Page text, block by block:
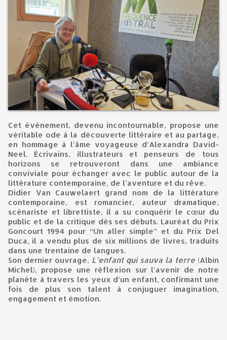
Cet événement, devenu incontournable, propose une
véritable ode à la découverte littéraire et au partage,
en hommage à l’âme voyageuse d’Alexandra David-
Neel. Écrivains, illustrateurs et penseurs de tous
horizons se retrouveront dans une ambiance
conviviale pour échanger avec le public autour de la
littérature contemporaine, de l’aventure et du rêve.
Didier Van Cauwelaert grand nom de la littérature
contemporaine, est romancier, auteur dramatique,
scénariste et librettiste, il a su conquérir le cœur du
public et de la critique dès ses débuts. Lauréat du Prix
Goncourt 1994 pour “Un aller simple” et du Prix Del
Duca, il a vendu plus de six millions de livres, traduits
dans une trentaine de langues.
Son dernier ouvrage, L’enfant qui sauva la terre (Albin
Michel), propose une réflexion sur l’avenir de notre
planète à travers les yeux d’un enfant, confirmant une
fois de plus son talent à conjuguer imagination,
engagement et émotion.